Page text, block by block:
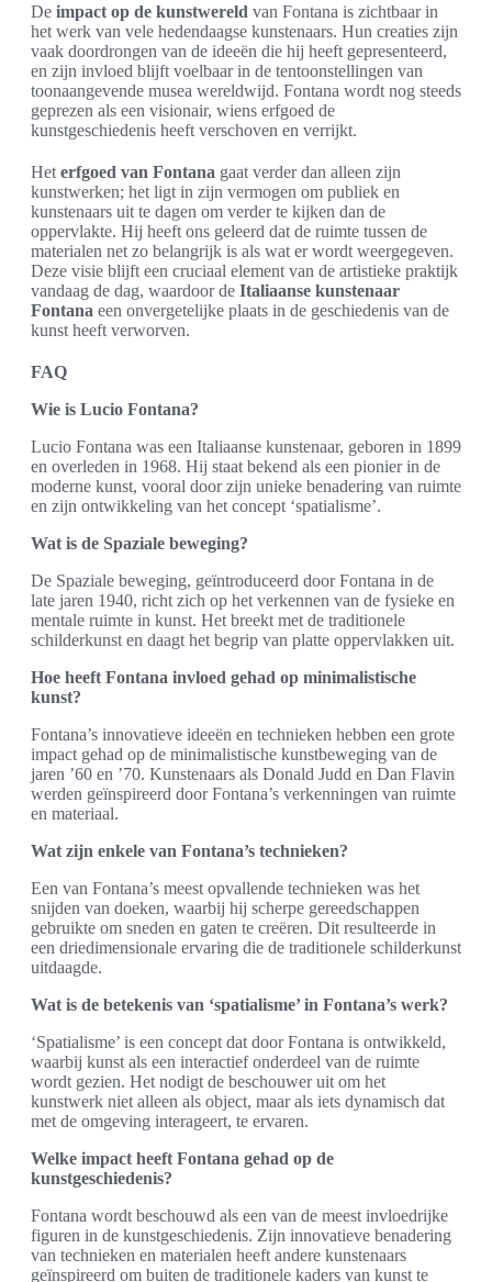
De impact op de kunstwereld van Fontana is zichtbaar in
het werk van vele hedendaagse kunstenaars. Hun creaties zijn
vaak doordrongen van de ideeën die hij heeft gepresenteerd,
en zijn invloed blijft voelbaar in de tentoonstellingen van
toonaangevende musea wereldwijd. Fontana wordt nog steeds
geprezen als een visionair, wiens erfgoed de
kunstgeschiedenis heeft verschoven en verrijkt.
Het erfgoed van Fontana gaat verder dan alleen zijn
kunstwerken; het ligt in zijn vermogen om publiek en
kunstenaars uit te dagen om verder te kijken dan de
oppervlakte. Hij heeft ons geleerd dat de ruimte tussen de
materialen net zo belangrijk is als wat er wordt weergegeven.
Deze visie blijft een cruciaal element van de artistieke praktijk
vandaag de dag, waardoor de Italiaanse kunstenaar
Fontana een onvergetelijke plaats in de geschiedenis van de
kunst heeft verworven.
FAQ
Wie is Lucio Fontana?
Lucio Fontana was een Italiaanse kunstenaar, geboren in 1899
en overleden in 1968. Hij staat bekend als een pionier in de
moderne kunst, vooral door zijn unieke benadering van ruimte
en zijn ontwikkeling van het concept ‘spatialisme’.
Wat is de Spaziale beweging?
De Spaziale beweging, geïntroduceerd door Fontana in de
late jaren 1940, richt zich op het verkennen van de fysieke en
mentale ruimte in kunst. Het breekt met de traditionele
schilderkunst en daagt het begrip van platte oppervlakken uit.
Hoe heeft Fontana invloed gehad op minimalistische
kunst?
Fontana’s innovatieve ideeën en technieken hebben een grote
impact gehad op de minimalistische kunstbeweging van de
jaren ’60 en ’70. Kunstenaars als Donald Judd en Dan Flavin
werden geïnspireerd door Fontana’s verkenningen van ruimte
en materiaal.
Wat zijn enkele van Fontana’s technieken?
Een van Fontana’s meest opvallende technieken was het
snijden van doeken, waarbij hij scherpe gereedschappen
gebruikte om sneden en gaten te creëren. Dit resulteerde in
een driedimensionale ervaring die de traditionele schilderkunst
uitdaagde.
Wat is de betekenis van ‘spatialisme’ in Fontana’s werk?
‘Spatialisme’ is een concept dat door Fontana is ontwikkeld,
waarbij kunst als een interactief onderdeel van de ruimte
wordt gezien. Het nodigt de beschouwer uit om het
kunstwerk niet alleen als object, maar als iets dynamisch dat
met de omgeving interageert, te ervaren.
Welke impact heeft Fontana gehad op de
kunstgeschiedenis?
Fontana wordt beschouwd als een van de meest invloedrijke
figuren in de kunstgeschiedenis. Zijn innovatieve benadering
van technieken en materialen heeft andere kunstenaars
geïnspireerd om buiten de traditionele kaders van kunst te